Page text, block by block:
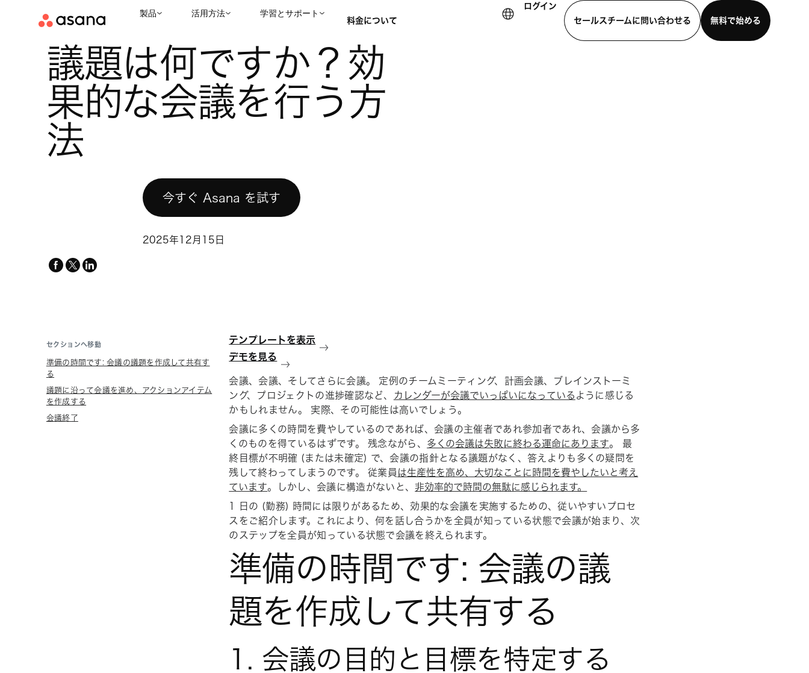
製品 活用方法 学習とサポート
料金について
ログイン
セールスチームに問い合わせる
無料で始める
議題は何ですか？効
果的な会議を行う方
法
今すぐ Asana を試す
2025年12月15日
facebook
x-
linkedin
セクションへ移動
準備の時間です: 会議の議題を作成して共有す
る
議題に沿って会議を進め、アクションアイテム
を作成する
会議終了
テンプレートを表示
デモを見る
会議、会議、そしてさらに会議。 定例のチームミーティング、計画会議、ブレインストーミ
ング、プロジェクトの進捗確認など、
カレンダーが会議でいっぱいになっている ように感じる
かもしれません。 実際、その可能性は高いでしょう。
会議に多くの時間を費やしているのであれば、会議の主催者であれ参加者であれ、会議から多
くのものを得ているはずです。 残念ながら、 多くの会議は失敗に終わる運命にあります。 最
終目標が不明確 (または未確定) で、会議の指針となる議題がなく、答えよりも多くの疑問を
残して終わってしまうのです。 従業員 は生産性を高め、大切なことに時間を費やしたいと考え
ています。しかし、会議に構造がないと、非効率的で時間の無駄に感じられます。
1 日の (勤務) 時間には限りがあるため、効果的な会議を実施するための、従いやすいプロセ
スをご紹介します。これにより、何を話し合うかを全員が知っている状態で会議が始まり、次
のステップを全員が知っている状態で会議を終えられます。
準備の時間です: 会議の議
題を作成して共有する
1. 会議の目的と目標を特定する